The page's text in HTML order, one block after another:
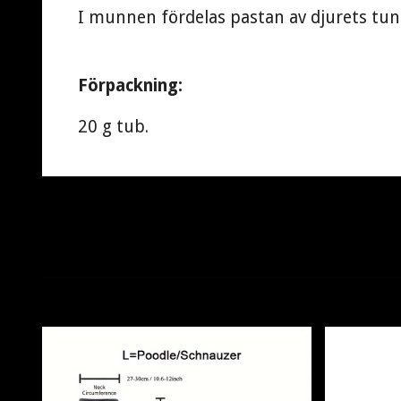
I munnen fördelas pastan av djurets
Förpackning:
20 g tub.